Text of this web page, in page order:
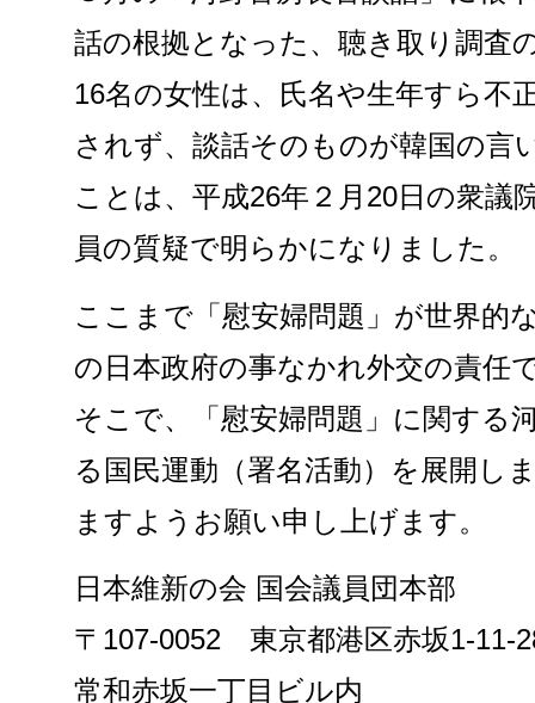
話の根拠となった、聴き取り調査
16名の女性は、氏名や生年すら不
されず、談話そのものが韓国の言
ことは、平成26年２月20日の衆議
員の質疑で明らかになりました。
ここまで「慰安婦問題」が世界的
の日本政府の事なかれ外交の責任
そこで、「慰安婦問題」に関する
る国民運動（署名活動）を展開し
ますようお願い申し上げます。
日本維新の会 国会議員団本部
〒107-0052 東京都港区赤坂1-11-
常和赤坂一丁目ビル内